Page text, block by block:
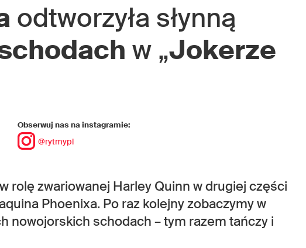
odtworzyła słynną
w „Jokerze
Obserwuj nas na instagramie:
@rytmypl
rolę zwariowanej Harley Quinn w drugiej części
Phoenixa. Po raz kolejny zobaczymy w
nowojorskich schodach – tym razem tańczy i